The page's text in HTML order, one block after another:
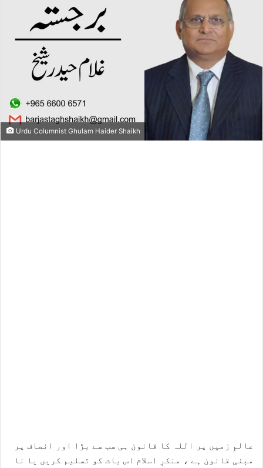
Urdu Columnist Ghulam Haider Shaikh
عالمِ زمیں پر اللہ کا قانون ہی سب سے بڑا اور انصاف پر
مبنی قانون ہے ، منکرِ اسلام اس بات کو تسلیم کریں یا نا